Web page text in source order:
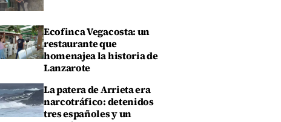
Ecofinca Vegacosta: un
restaurante que
homenajea la historia de
Lanzarote
La patera de Arrieta era
narcotráfico: detenidos
tres españoles y un